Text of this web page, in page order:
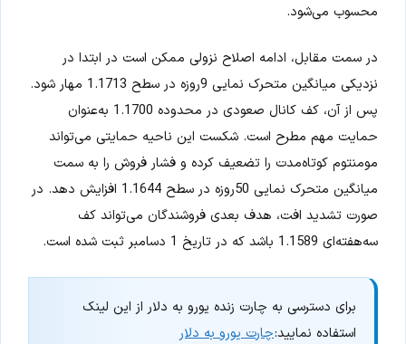
محسوب می‌شود.
در سمت مقابل، ادامه اصلاح نزولی ممکن است در ابتدا در
نزدیکی میانگین متحرک نمایی 9روزه در سطح 1.1713 مهار شود.
پس از آن، کف کانال صعودی در محدوده 1.1700 به‌عنوان
حمایت مهم مطرح است. شکست این ناحیه حمایتی می‌تواند
مومنتوم کوتاه‌مدت را تضعیف کرده و فشار فروش را به سمت
میانگین متحرک نمایی 50روزه در سطح 1.1644 افزایش دهد. در
صورت تشدید افت، هدف بعدی فروشندگان می‌تواند کف
سه‌هفته‌ای 1.1589 باشد که در تاریخ 1 دسامبر ثبت شده است.
برای دسترسی به چارت زنده یورو به دلار از این لینک
استفاده نمایید:چارت یورو به دلار